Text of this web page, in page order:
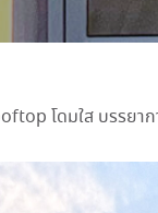
โดมใส บรรย